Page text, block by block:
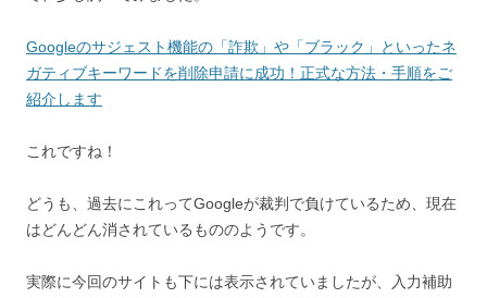
Googleのサジェスト機能の「詐欺」や「ブラック」といったネ
ガティブキーワードを削除申請に成功！正式な方法・手順をご
紹介します
これですね！
どうも、過去にこれってGoogleが裁判で負けているため、現在
はどんどん消されているもののようです。
実際に今回のサイトも下には表示されていましたが、入力補助